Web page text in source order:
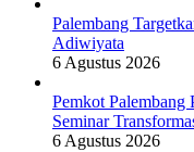
Palembang
Adiwiyata
6 Agustus 2026
Pemkot
Seminar
6 Agustus 2026